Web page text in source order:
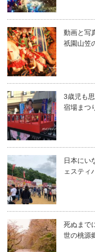
動画と写
祇園山笠
3歳児も
宿場まつ
日本にい
ェスティ
死ぬまで
世の桃源